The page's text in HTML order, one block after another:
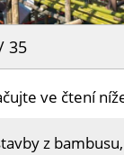
35
ve čtení
z